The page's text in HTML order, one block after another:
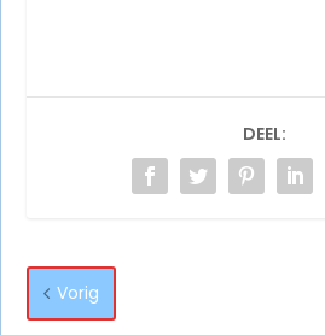
DEEL:
Vorig